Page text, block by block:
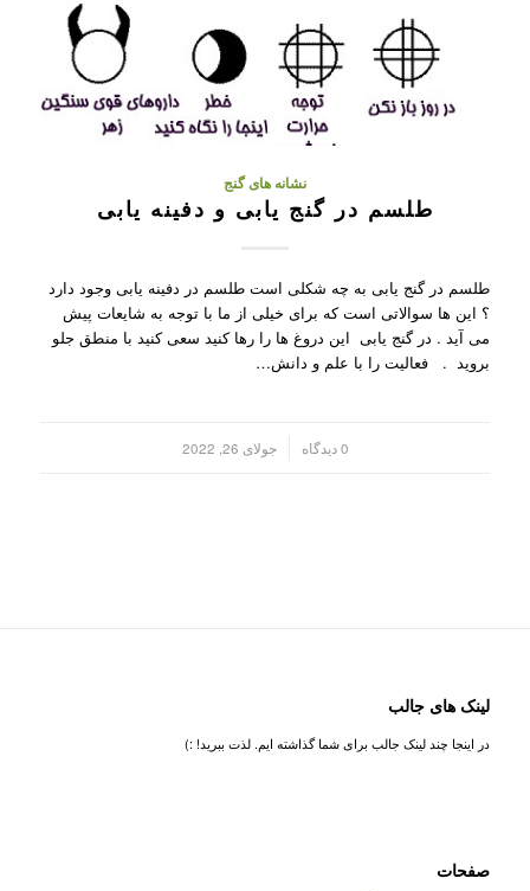
نشانه های گنج
طلسم در گنج یابی و دفینه یابی
طلسم در گنج یابی به چه شکلی است طلسم در دفینه یابی وجود دارد
؟ این ها سوالاتی است که برای خیلی از ما با توجه به شایعات پیش
می آید . در گنج یابی این دروغ ها را رها کنید سعی کنید با منطق جلو
بروید . فعالیت را با علم و دانش…
0 دیدگاه جولای 26, 2022
لینک های جالب
در اینجا چند لینک جالب برای شما گذاشته ایم. لذت ببرید! :)
صفحات